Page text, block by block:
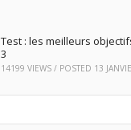
Test : les meilleurs
3
14199 VIEWS / POSTED 13